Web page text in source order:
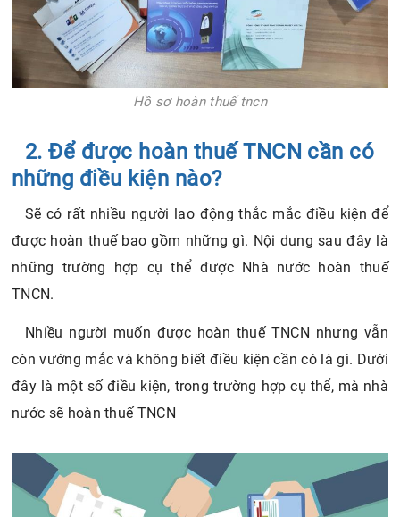
Hồ sơ hoàn thuế tncn
2. Để được hoàn thuế TNCN cần có
những điều kiện nào?
Sẽ có rất nhiều người lao động thắc mắc điều kiện để
được hoàn thuế bao gồm những gì. Nội dung sau đây là
những trường hợp cụ thể được Nhà nước hoàn thuế
TNCN.
Nhiều người muốn được hoàn thuế TNCN nhưng vẫn
còn vướng mắc và không biết điều kiện cần có là gì. Dưới
đây là một số điều kiện, trong trường hợp cụ thể, mà nhà
nước sẽ hoàn thuế TNCN